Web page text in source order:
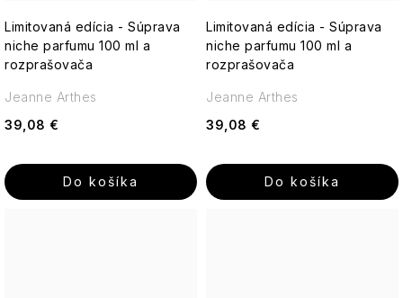
Limitovaná edícia - Súprava
niche parfumu 100 ml a
rozprašovača
39,08 €
Do košíka
Jeanne Arthes
Limitovaná edícia - Súprava
niche parfumu 100 ml a
rozprašovača
39,08 €
Do košíka
Jeanne Arthes